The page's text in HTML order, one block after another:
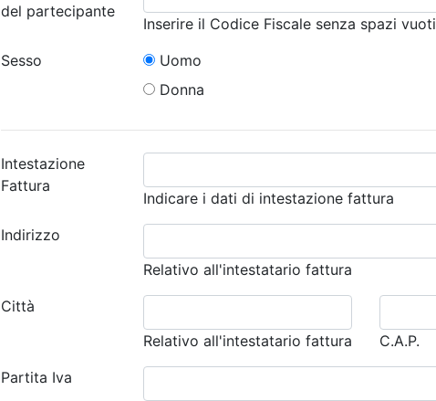
del partecipante
Inserire il Codice Fiscale senza spazi vuoti
Sesso
Uomo
Donna
Intestazione
Fattura
Indicare i dati di intestazione fattura
Indirizzo
Relativo all'intestatario fattura
Città
Relativo all'intestatario fattura
C.A.P.
Partita Iva